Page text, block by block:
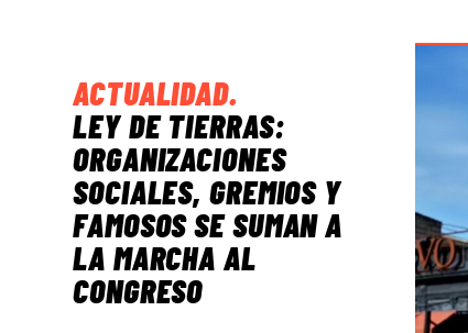
ACTUALIDAD.
LEY DE TIERRAS:
ORGANIZACIONES
SOCIALES, GREMIOS Y
FAMOSOS SE SUMAN A
LA MARCHA AL
CONGRESO